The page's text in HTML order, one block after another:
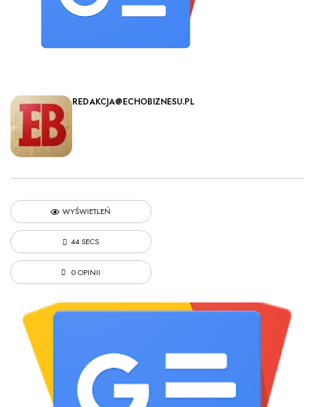
REDAKCJA@ECHOBIZNESU.PL
WYŚWIETLEŃ
44 SECS
0 OPINII